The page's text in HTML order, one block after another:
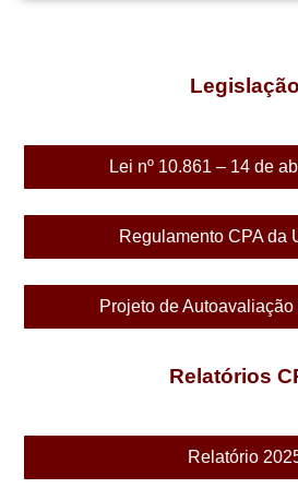
Legislação
Lei nº 10.861 – 14 de
Regulamento CPA da
Projeto de Autoavaliação
Relatórios
Relatório